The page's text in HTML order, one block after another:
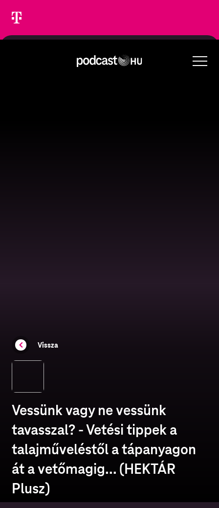
Vissza
Vessünk vagy ne vessünk
tavasszal? - Vetési tippek a
talajműveléstől a tápanyagon
át a vetőmagig... (HEKTÁR
Plusz)